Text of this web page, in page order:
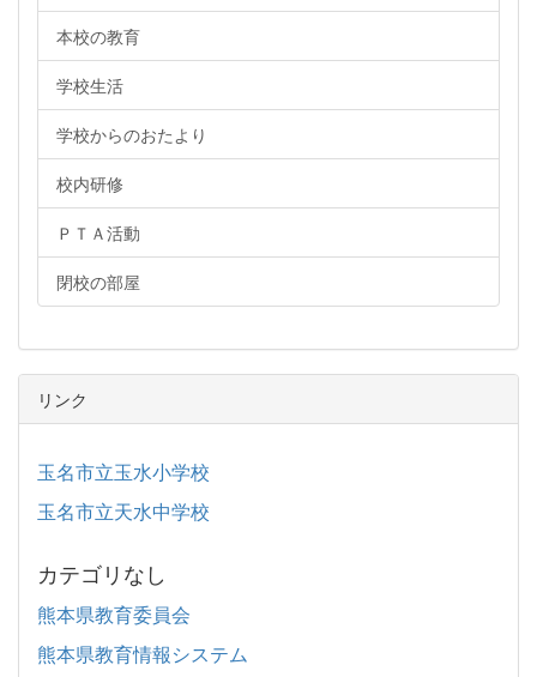
本校の教育
学校生活
学校からのおたより
校内研修
ＰＴＡ活動
閉校の部屋
リンク
玉名市立玉水小学校
玉名市立天水中学校
カテゴリなし
熊本県教育委員会
熊本県教育情報システム